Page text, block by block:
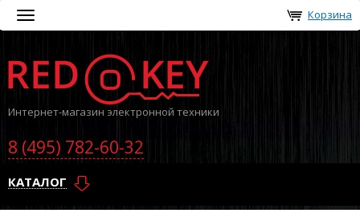
Toggle
navigation
Корзина
Интернет-магазин электронной техники
8 (495) 782-60-32
КАТАЛОГ